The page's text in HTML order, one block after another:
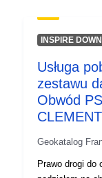
Typ:
INSPIRE
Usługa
zestawu
Obwód
Geokatalog
Prawo drogi do